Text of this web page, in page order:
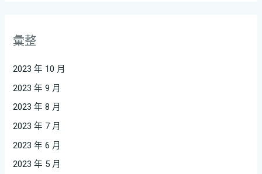
彙整
2023 年 10 月
2023 年 9 月
2023 年 8 月
2023 年 7 月
2023 年 6 月
2023 年 5 月